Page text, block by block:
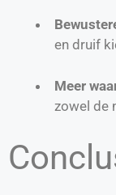
en druif
Meer
zowel de